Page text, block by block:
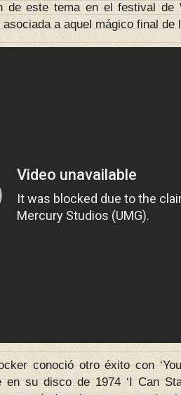
de este tema en el festival de
asociada a aquel mágico final de
conoció otro éxito con
en su disco de 1974 ‘I Can